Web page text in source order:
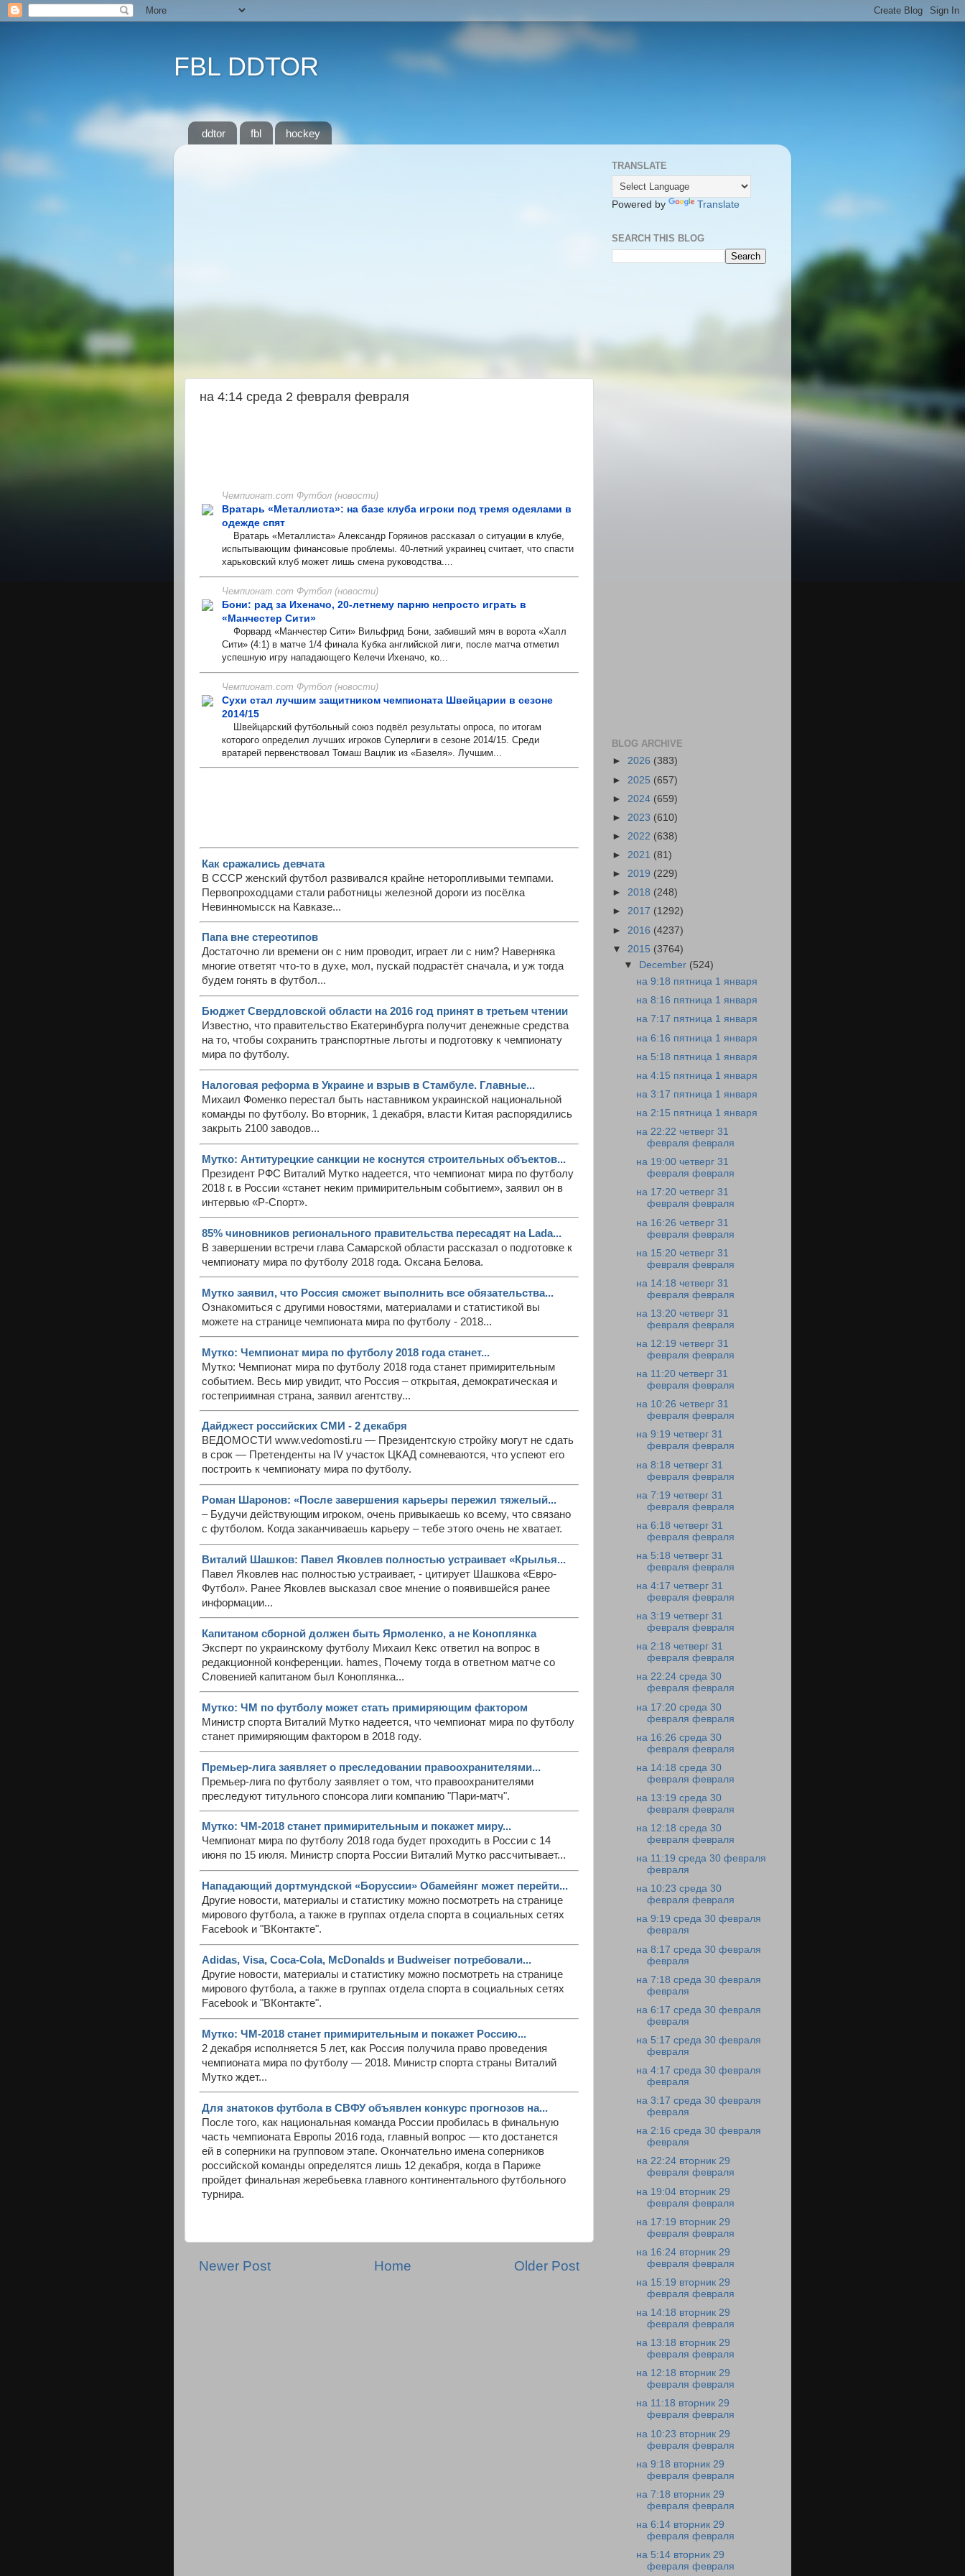
FBL DDTOR
ddtor fbl hockey
на 4:14 среда 2 февраля февраля
Чемпионат.com Футбол (новости)
Вратарь «Металлиста»: на базе клуба игроки под тремя одеялами в
одежде спят
Вратарь «Металлиста» Александр Горяинов рассказал о ситуации в клубе,
испытывающим финансовые проблемы. 40-летний украинец считает, что спасти
харьковский клуб может лишь смена руководства....
Чемпионат.com Футбол (новости)
Бони: рад за Ихеначо, 20-летнему парню непросто играть в
«Манчестер Сити»
Форвард «Манчестер Сити» Вильфрид Бони, забивший мяч в ворота «Халл
Сити» (4:1) в матче 1/4 финала Кубка английской лиги, после матча отметил
успешную игру нападающего Келечи Ихеначо, ко...
Чемпионат.com Футбол (новости)
Сухи стал лучшим защитником чемпионата Швейцарии в сезоне
2014/15
Швейцарский футбольный союз подвёл результаты опроса, по итогам
которого определил лучших игроков Суперлиги в сезоне 2014/15. Среди
вратарей первенствовал Томаш Вацлик из «Базеля». Лучшим...
Как сражались девчата
В СССР женский футбол развивался крайне неторопливыми темпами.
Первопроходцами стали работницы железной дороги из посёлка
Невинномысск на Кавказе...
Папа вне стереотипов
Достаточно ли времени он с ним проводит, играет ли с ним? Наверняка
многие ответят что-то в духе, мол, пускай подрастёт сначала, и уж тогда
будем гонять в футбол...
Бюджет Свердловской области на 2016 год принят в третьем чтении
Известно, что правительство Екатеринбурга получит денежные средства
на то, чтобы сохранить транспортные льготы и подготовку к чемпионату
мира по футболу.
Налоговая реформа в Украине и взрыв в Стамбуле. Главные...
Михаил Фоменко перестал быть наставником украинской национальной
команды по футболу. Во вторник, 1 декабря, власти Китая распорядились
закрыть 2100 заводов...
Мутко: Антитурецкие санкции не коснутся строительных объектов...
Президент РФС Виталий Мутко надеется, что чемпионат мира по футболу
2018 г. в России «станет неким примирительным событием», заявил он в
интервью «Р-Спорт».
85% чиновников регионального правительства пересадят на Lada...
В завершении встречи глава Самарской области рассказал о подготовке к
чемпионату мира по футболу 2018 года. Оксана Белова.
Мутко заявил, что Россия сможет выполнить все обязательства...
Ознакомиться с другими новостями, материалами и статистикой вы
можете на странице чемпионата мира по футболу - 2018...
Мутко: Чемпионат мира по футболу 2018 года станет...
Мутко: Чемпионат мира по футболу 2018 года станет примирительным
событием. Весь мир увидит, что Россия – открытая, демократическая и
гостеприимная страна, заявил агентству...
Дайджест российских СМИ - 2 декабря
ВЕДОМОСТИ www.vedomosti.ru — Президентскую стройку могут не сдать
в срок — Претенденты на IV участок ЦКАД сомневаются, что успеют его
построить к чемпионату мира по футболу.
Роман Шаронов: «После завершения карьеры пережил тяжелый...
– Будучи действующим игроком, очень привыкаешь ко всему, что связано
с футболом. Когда заканчиваешь карьеру – тебе этого очень не хватает.
Виталий Шашков: Павел Яковлев полностью устраивает «Крылья...
Павел Яковлев нас полностью устраивает, - цитирует Шашкова «Евро-
Футбол». Ранее Яковлев высказал свое мнение о появившейся ранее
информации...
Капитаном сборной должен быть Ярмоленко, а не Коноплянка
Эксперт по украинскому футболу Михаил Кекс ответил на вопрос в
редакционной конференции. hames, Почему тогда в ответном матче со
Словенией капитаном был Коноплянка...
Мутко: ЧМ по футболу может стать примиряющим фактором
Министр спорта Виталий Мутко надеется, что чемпионат мира по футболу
станет примиряющим фактором в 2018 году.
Премьер-лига заявляет о преследовании правоохранителями...
Премьер-лига по футболу заявляет о том, что правоохранителями
преследуют титульного спонсора лиги компанию "Пари-матч".
Мутко: ЧМ-2018 станет примирительным и покажет миру...
Чемпионат мира по футболу 2018 года будет проходить в России с 14
июня по 15 июля. Министр спорта России Виталий Мутко рассчитывает...
Нападающий дортмундской «Боруссии» Обамейянг может перейти...
Другие новости, материалы и статистику можно посмотреть на странице
мирового футбола, а также в группах отдела спорта в социальных сетях
Facebook и "ВКонтакте".
Adidas, Visa, Coca-Cola, McDonalds и Budweiser потребовали...
Другие новости, материалы и статистику можно посмотреть на странице
мирового футбола, а также в группах отдела спорта в социальных сетях
Facebook и "ВКонтакте".
Мутко: ЧМ-2018 станет примирительным и покажет Россию...
2 декабря исполняется 5 лет, как Россия получила право проведения
чемпионата мира по футболу — 2018. Министр спорта страны Виталий
Мутко ждет...
Для знатоков футбола в СВФУ объявлен конкурс прогнозов на...
После того, как национальная команда России пробилась в финальную
часть чемпионата Европы 2016 года, главный вопрос — кто достанется
ей в соперники на групповом этапе. Окончательно имена соперников
российской команды определятся лишь 12 декабря, когда в Париже
пройдет финальная жеребьевка главного континентального футбольного
турнира.
Newer Post Older Post
Home
TRANSLATE
Powered by Translate
SEARCH THIS BLOG
BLOG ARCHIVE
► 2026 (383)
► 2025 (657)
► 2024 (659)
► 2023 (610)
► 2022 (638)
► 2021 (81)
► 2019 (229)
► 2018 (248)
► 2017 (1292)
► 2016 (4237)
▼ 2015 (3764)
▼
December (524)
на 9:18 пятница 1 января
на 8:16 пятница 1 января
на 7:17 пятница 1 января
на 6:16 пятница 1 января
на 5:18 пятница 1 января
на 4:15 пятница 1 января
на 3:17 пятница 1 января
на 2:15 пятница 1 января
на 22:22 четверг 31
февраля февраля
на 19:00 четверг 31
февраля февраля
на 17:20 четверг 31
февраля февраля
на 16:26 четверг 31
февраля февраля
на 15:20 четверг 31
февраля февраля
на 14:18 четверг 31
февраля февраля
на 13:20 четверг 31
февраля февраля
на 12:19 четверг 31
февраля февраля
на 11:20 четверг 31
февраля февраля
на 10:26 четверг 31
февраля февраля
на 9:19 четверг 31
февраля февраля
на 8:18 четверг 31
февраля февраля
на 7:19 четверг 31
февраля февраля
на 6:18 четверг 31
февраля февраля
на 5:18 четверг 31
февраля февраля
на 4:17 четверг 31
февраля февраля
на 3:19 четверг 31
февраля февраля
на 2:18 четверг 31
февраля февраля
на 22:24 среда 30
февраля февраля
на 17:20 среда 30
февраля февраля
на 16:26 среда 30
февраля февраля
на 14:18 среда 30
февраля февраля
на 13:19 среда 30
февраля февраля
на 12:18 среда 30
февраля февраля
на 11:19 среда 30 февраля
февраля
на 10:23 среда 30
февраля февраля
на 9:19 среда 30 февраля
февраля
на 8:17 среда 30 февраля
февраля
на 7:18 среда 30 февраля
февраля
на 6:17 среда 30 февраля
февраля
на 5:17 среда 30 февраля
февраля
на 4:17 среда 30 февраля
февраля
на 3:17 среда 30 февраля
февраля
на 2:16 среда 30 февраля
февраля
на 22:24 вторник 29
февраля февраля
на 19:04 вторник 29
февраля февраля
на 17:19 вторник 29
февраля февраля
на 16:24 вторник 29
февраля февраля
на 15:19 вторник 29
февраля февраля
на 14:18 вторник 29
февраля февраля
на 13:18 вторник 29
февраля февраля
на 12:18 вторник 29
февраля февраля
на 11:18 вторник 29
февраля февраля
на 10:23 вторник 29
февраля февраля
на 9:18 вторник 29
февраля февраля
на 7:18 вторник 29
февраля февраля
на 6:14 вторник 29
февраля февраля
на 5:14 вторник 29
февраля февраля